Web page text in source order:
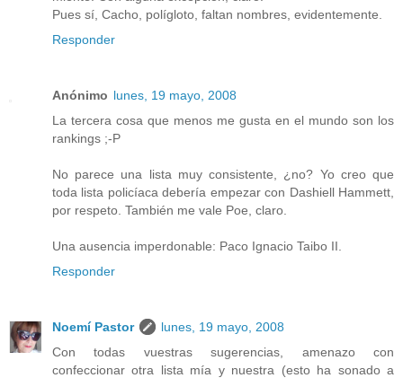
Pues sí, Cacho, polígloto, faltan nombres, evidentemente.
Responder
Anónimo lunes, 19 mayo, 2008
La tercera cosa que menos me gusta en el mundo son los
rankings ;-P
No parece una lista muy consistente, ¿no? Yo creo que
toda lista policíaca debería empezar con Dashiell Hammett,
por respeto. También me vale Poe, claro.
Una ausencia imperdonable: Paco Ignacio Taibo II.
Responder
Noemí Pastor
lunes, 19 mayo, 2008
Con todas vuestras sugerencias, amenazo con
confeccionar otra lista mía y nuestra (esto ha sonado a